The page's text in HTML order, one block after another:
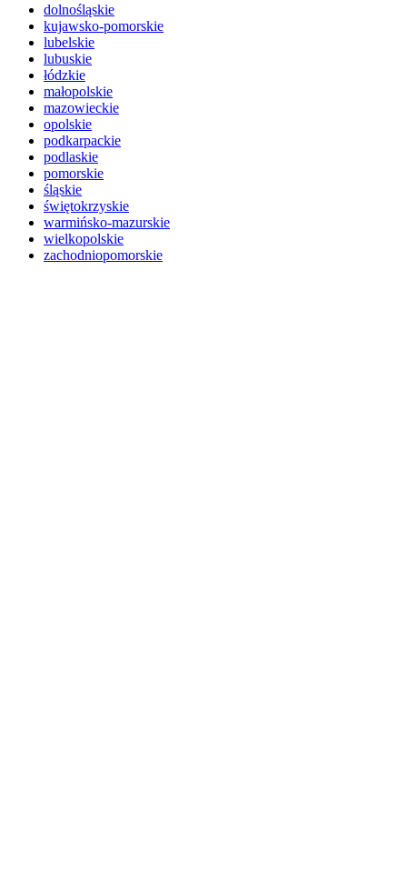
dolnośląskie
kujawsko-pomorskie
lubelskie
lubuskie
łódzkie
małopolskie
mazowieckie
opolskie
podkarpackie
podlaskie
pomorskie
śląskie
świętokrzyskie
warmińsko-mazurskie
wielkopolskie
zachodniopomorskie